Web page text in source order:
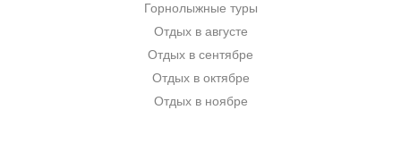
Горнолыжные туры
Отдых в августе
Отдых в сентябре
Отдых в октябре
Отдых в ноябре